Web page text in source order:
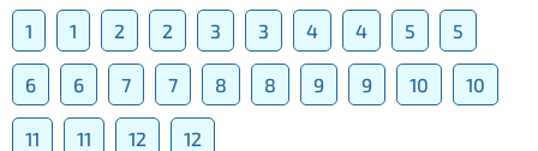
1 1 2 2 3 3 4 4 5 5
6 6 7 7 8 8 9 9 10 10
11 11 12
12